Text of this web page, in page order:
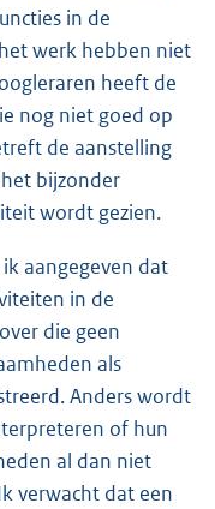
in de
werk hebben niet
heeft de
nog niet goed op
de aanstelling
bijzonder
wordt gezien.
aangegeven dat
in de
die geen
als
Anders wordt
of hun
al dan niet
verwacht dat een